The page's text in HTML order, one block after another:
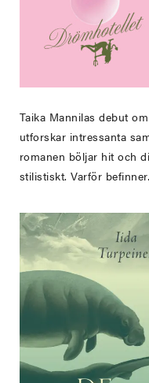
Taika Mannilas debut
utforskar intressanta
romanen böljar hit och
stilistiskt. Varför